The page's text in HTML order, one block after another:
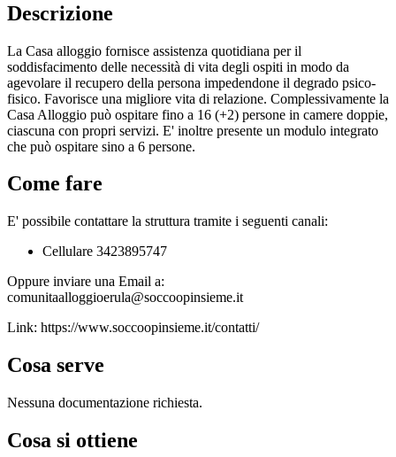
Descrizione
La Casa alloggio fornisce assistenza quotidiana per il
soddisfacimento delle necessità di vita degli ospiti in modo da
agevolare il recupero della persona impedendone il degrado psico-
fisico. Favorisce una migliore vita di relazione. Complessivamente la
Casa Alloggio può ospitare fino a 16 (+2) persone in camere doppie,
ciascuna con propri servizi. E' inoltre presente un modulo integrato
che può ospitare sino a 6 persone.
Come fare
E' possibile contattare la struttura tramite i seguenti canali:
Cellulare 3423895747
Oppure inviare una Email a:
comunitaalloggioerula@soccoopinsieme.it
Link: https://www.soccoopinsieme.it/contatti/
Cosa serve
Nessuna documentazione richiesta.
Cosa si ottiene